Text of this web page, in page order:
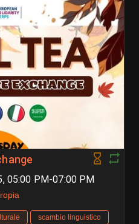
05:00 PM-07:00 PM
scambio linguistico